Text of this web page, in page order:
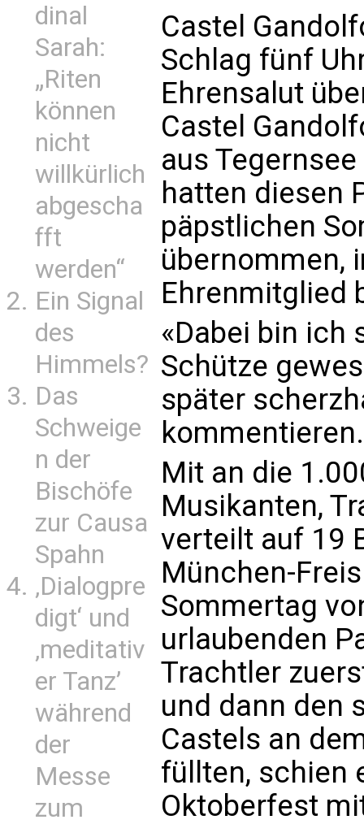
dinal
Sarah:
„Riten
können
nicht
willkürlich
abgescha
fft
werden“
Ein Signal
des
Himmels?
Das
Schweige
n der
Bischöfe
zur Causa
Spahn
‚Dialogpre
digt‘ und
‚meditativ
er Tanz’
während
der
Messe
zum
Castel
Schlag fünf
Ehrensalut
Castel
aus
hatten diesen
päpstlichen
übernommen,
Ehrenmitglied
«Dabei bin ich
Schütze
später
kommentieren.
Mit an die
Musikanten,
verteilt auf 19
München-
Sommertag
urlaubenden
Trachtler
und dann den
Castels an
füllten, schien
Oktoberfest